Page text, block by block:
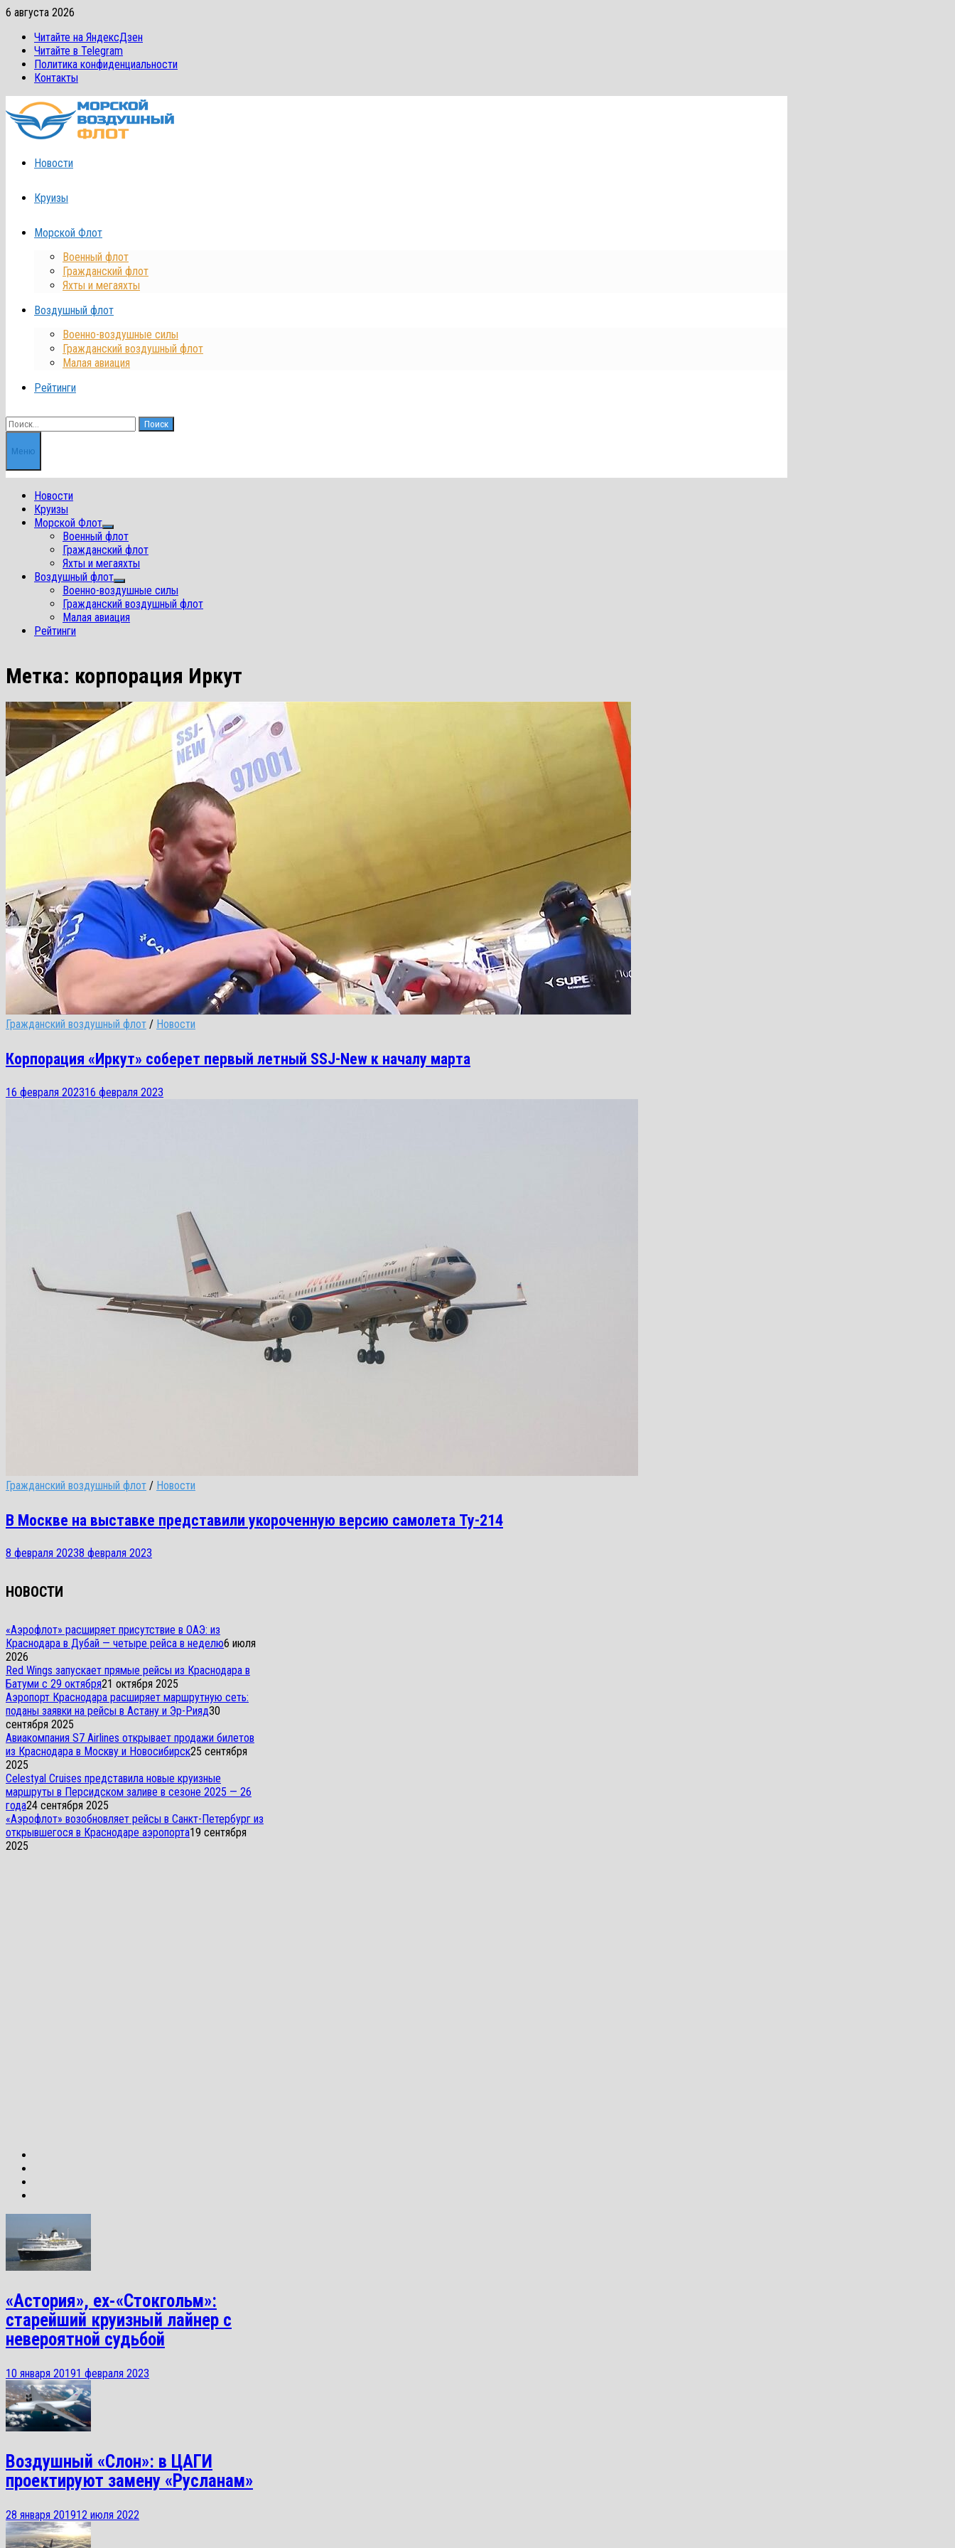
Перейти
содержимому
6 августа 2026
Читайте на ЯндексДзен
Читайте в Telegram
Политика конфиденциальности
Контакты
Новости
Круизы
Морской Флот
Военный флот
Гражданский флот
Яхты и мегаяхты
Воздушный флот
Военно-воздушные силы
Гражданский воздушный флот
Малая авиация
Рейтинги
Найти:
Меню
Новости
Круизы
Морской Флот
Показать
подменю
Военный флот
Гражданский флот
Яхты и мегаяхты
Воздушный флот
Показать
подменю
Военно-воздушные силы
Гражданский воздушный флот
Малая авиация
Рейтинги
Метка: корпорация Иркут
Гражданский воздушный флот / Новости
Корпорация «Иркут» соберет первый летный SSJ-New к началу марта
16 февраля 202316 февраля 2023
Гражданский воздушный флот / Новости
В Москве на выставке представили укороченную версию самолета Ту-214
8 февраля 20238 февраля 2023
НОВОСТИ
«Аэрофлот» расширяет присутствие в ОАЭ: из
Краснодара в Дубай — четыре рейса в неделю6 июля
2026
Red Wings запускает прямые рейсы из Краснодара в
Батуми с 29 октября21 октября 2025
Аэропорт Краснодара расширяет маршрутную сеть:
поданы заявки на рейсы в Астану и Эр-Рияд30
сентября 2025
Авиакомпания S7 Airlines открывает продажи билетов
из Краснодара в Москву и Новосибирск25 сентября
2025
Celestyal Cruises представила новые круизные
маршруты в Персидском заливе в сезоне 2025 — 26
года24 сентября 2025
«Аэрофлот» возобновляет рейсы в Санкт-Петербург из
открывшегося в Краснодаре аэропорта19 сентября
2025
«Астория», ex-«Стокгольм»:
старейший круизный лайнер с
невероятной судьбой
10 января 20191 февраля 2023
Воздушный «Слон»: в ЦАГИ
проектируют замену «Русланам»
28 января 201912 июля 2022